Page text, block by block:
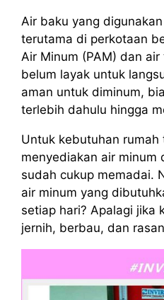
Air baku yang
terutama di perkotaan
Air Minum (PAM) dan
belum layak untuk
aman untuk diminum,
terlebih dahulu hingga
Untuk kebutuhan rumah
menyediakan air minum
sudah cukup memadai.
air minum yang
setiap hari? Apalagi jika
jernih, berbau, dan